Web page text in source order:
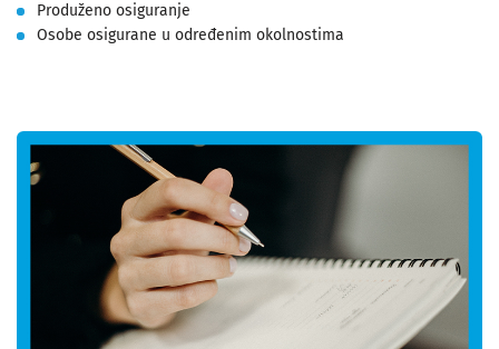
Produženo osiguranje
Osobe osigurane u određenim okolnostima